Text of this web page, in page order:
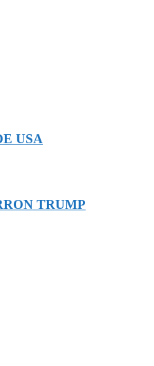
USA
TRUMP